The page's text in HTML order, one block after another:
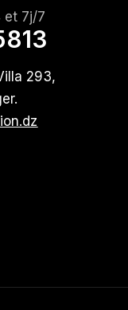
et 7j/7
293,